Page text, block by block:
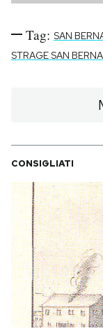
Tag: SAN
STRAGE SAN
CONSIGLIATI